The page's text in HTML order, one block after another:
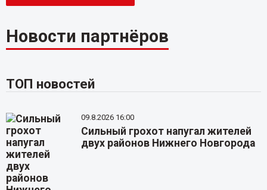
Новости партнёров
ТОП новостей
09.8.2026 16:00
Сильный грохот напугал жителей
двух районов Нижнего Новгорода